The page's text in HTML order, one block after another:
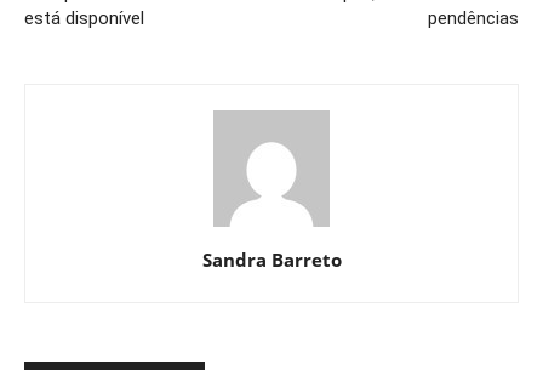
está disponível
pendências
Sandra Barreto